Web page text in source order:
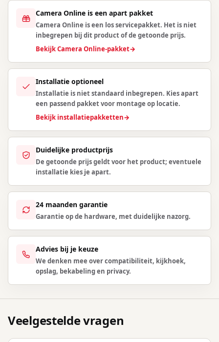
Camera Online is een apart pakket
Camera Online is een los servicepakket. Het is niet
inbegrepen bij dit product of de getoonde prijs.
Bekijk Camera Online-pakket→
Installatie optioneel
Installatie is niet standaard inbegrepen. Kies apart
een passend pakket voor montage op locatie.
Bekijk installatiepakketten→
Duidelijke productprijs
De getoonde prijs geldt voor het product; eventuele
installatie kies je apart.
24 maanden garantie
Garantie op de hardware, met duidelijke nazorg.
Advies bij je keuze
We denken mee over compatibiliteit, kijkhoek,
opslag, bekabeling en privacy.
Veelgestelde vragen